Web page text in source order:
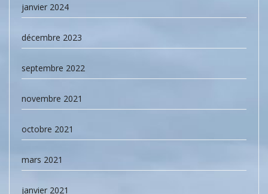
janvier 2024
décembre 2023
septembre 2022
novembre 2021
octobre 2021
mars 2021
janvier 2021